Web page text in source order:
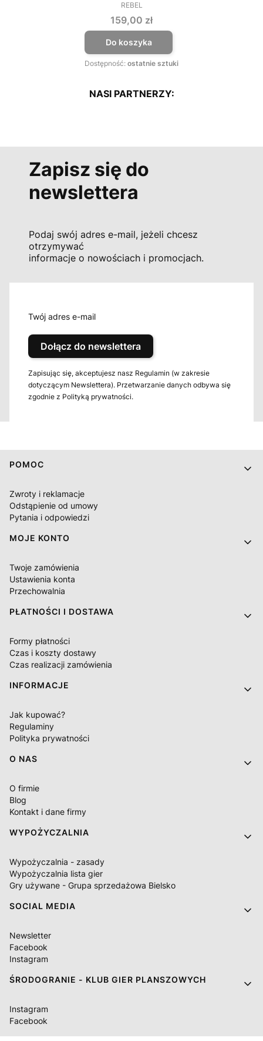
PRODUCENT
REBEL
Cena
159,00 zł
Do koszyka
Dostępność: ostatnie sztuki
NASI PARTNERZY:
Zapisz się do
newslettera
Podaj swój adres e-mail, jeżeli chcesz
otrzymywać
informacje o nowościach i promocjach.
Twój adres e-mail
Dołącz do newslettera
Zapisując się, akceptujesz nasz Regulamin (w zakresie
dotyczącym Newslettera). Przetwarzanie danych odbywa się
zgodnie z Polityką prywatności.
Linki w stopce
POMOC
Zwroty i reklamacje
Odstąpienie od umowy
Pytania i odpowiedzi
MOJE KONTO
Twoje zamówienia
Ustawienia konta
Przechowalnia
PŁATNOŚCI I DOSTAWA
Formy płatności
Czas i koszty dostawy
Czas realizacji zamówienia
INFORMACJE
Jak kupować?
Regulaminy
Polityka prywatności
O NAS
O firmie
Blog
Kontakt i dane firmy
WYPOŻYCZALNIA
Wypożyczalnia - zasady
Wypożyczalnia lista gier
Gry używane - Grupa sprzedażowa Bielsko
SOCIAL MEDIA
Newsletter
Facebook
Instagram
ŚRODOGRANIE - KLUB GIER PLANSZOWYCH
Instagram
Facebook